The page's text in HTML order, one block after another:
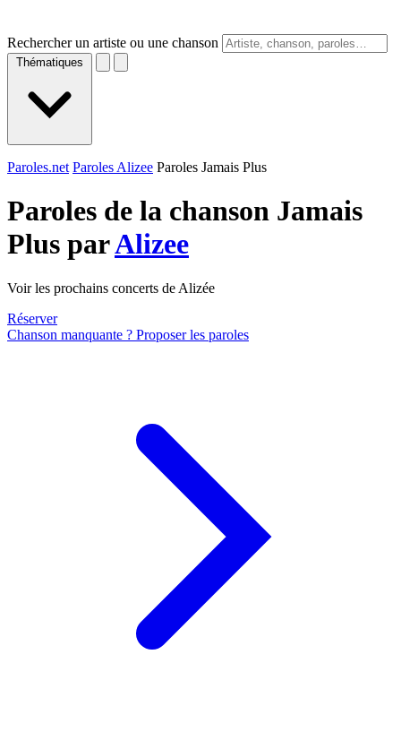
Rechercher un artiste ou une chanson
Thématiques
Paroles.net Paroles Alizee Paroles Jamais Plus
Paroles de la chanson Jamais
Plus parAlizee
Voir les prochains concerts de Alizée
Réserver
Chanson manquante ? Proposer les paroles